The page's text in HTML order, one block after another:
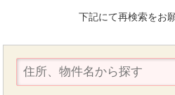
下記にて再検索をお